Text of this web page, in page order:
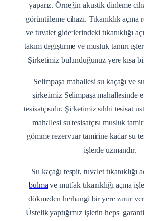
yaparız. Örneğin akustik dinleme
görüntüleme cihazı. Tıkanıklık
ve tuvalet giderlerindeki tıkanıklığı
takım değiştirme ve musluk tamiri
Şirketimiz bulunduğunuz yere kısa
Selimpaşa mahallesi su kaçağı ve
şirketimiz Selimpaşa mahallesinde
tesisatçısıdır. Şirketimiz sıhhi tesisat
mahallesi su tesisatçısı musluk
gömme rezervuar tamirine kadar su
işlerde uzmandır.
Su kaçağı tespit, tuvalet tıkanıklığı
bulma ve mutfak tıkanıklığı açma
dökmeden herhangi bir yere zarar
Üstelik yaptığımız işlerin hepsi